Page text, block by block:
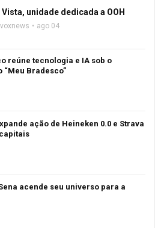
unidade dedicada a OOH
voxnews ago 04
reúne tecnologia e IA sob o
“Meu Bradesco”
ação de Heineken 0.0 e Strava
acende seu universo para a